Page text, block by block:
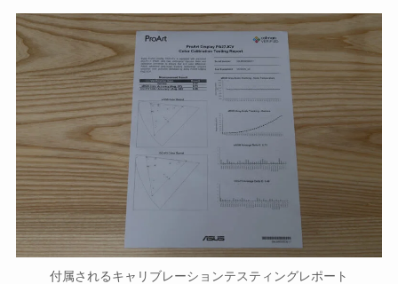
付属されるキャリブレーションテスティングレポート